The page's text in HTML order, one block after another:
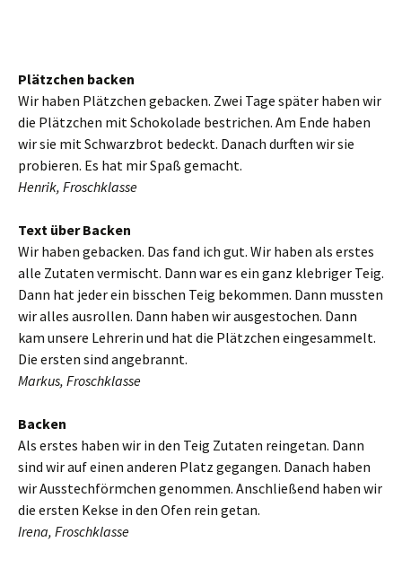
Plätzchen backen
Wir haben Plätzchen gebacken. Zwei Tage später haben wir
die Plätzchen mit Schokolade bestrichen. Am Ende haben
wir sie mit Schwarzbrot bedeckt. Danach durften wir sie
probieren. Es hat mir Spaß gemacht.
Henrik, Froschklasse
Text über Backen
Wir haben gebacken. Das fand ich gut. Wir haben als erstes
alle Zutaten vermischt. Dann war es ein ganz klebriger Teig.
Dann hat jeder ein bisschen Teig bekommen. Dann mussten
wir alles ausrollen. Dann haben wir ausgestochen. Dann
kam unsere Lehrerin und hat die Plätzchen eingesammelt.
Die ersten sind angebrannt.
Markus, Froschklasse
Backen
Als erstes haben wir in den Teig Zutaten reingetan. Dann
sind wir auf einen anderen Platz gegangen. Danach haben
wir Ausstechförmchen genommen. Anschließend haben wir
die ersten Kekse in den Ofen rein getan.
Irena, Froschklasse